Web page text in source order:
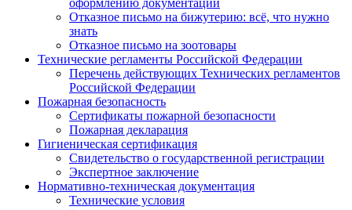
оформлению документации
Отказное письмо на бижутерию: всё, что нужно
знать
Отказное письмо на зоотовары
Технические регламенты Российской Федерации
Перечень действующих Технических регламентов
Российской Федерации
Пожарная безопасность
Сертификаты пожарной безопасности
Пожарная декларация
Гигиеническая сертификация
Свидетельство о государственной регистрации
Экспертное заключение
Нормативно-техническая документация
Технические условия